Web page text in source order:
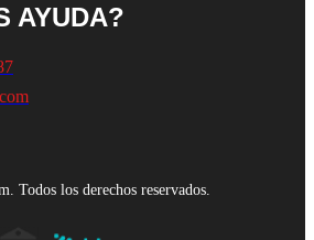
AYUDA?
Todos los derechos reservados.